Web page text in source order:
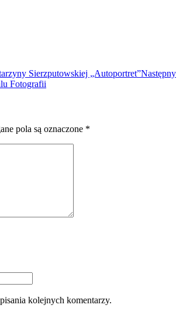
Sierzputowskiej „Autoportret”Następny
Fotografii
pola są oznaczone *
kolejnych komentarzy.